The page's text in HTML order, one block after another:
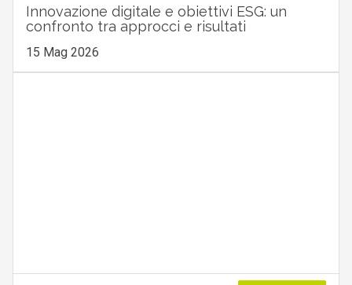
Innovazione digitale e obiettivi ESG: un
confronto tra approcci e risultati
15 Mag 2026